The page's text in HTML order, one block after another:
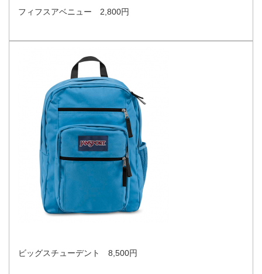
フィフスアベニュー 2,800円
ビッグスチューデント 8,500円